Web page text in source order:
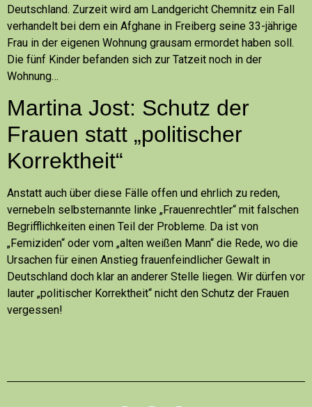
Deutschland. Zurzeit wird am Landgericht Chemnitz ein Fall
verhandelt bei dem ein Afghane in Freiberg seine 33-jährige
Frau in der eigenen Wohnung grausam ermordet haben soll.
Die fünf Kinder befanden sich zur Tatzeit noch in der
Wohnung…
Martina Jost: Schutz der
Frauen statt „politischer
Korrektheit“
Anstatt auch über diese Fälle offen und ehrlich zu reden,
vernebeln selbsternannte linke „Frauenrechtler“ mit falschen
Begrifflichkeiten einen Teil der Probleme. Da ist von
„Femiziden“ oder vom „alten weißen Mann“ die Rede, wo die
Ursachen für einen Anstieg frauenfeindlicher Gewalt in
Deutschland doch klar an anderer Stelle liegen. Wir dürfen vor
lauter „politischer Korrektheit“ nicht den Schutz der Frauen
vergessen!